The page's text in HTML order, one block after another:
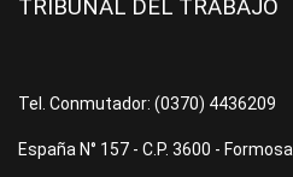
TRIBUNAL DEL TRABAJO
Tel. Conmutador: (0370) 4436209
España N° 157 - C.P. 3600 - Formosa